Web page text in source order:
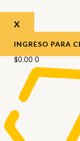
X
INGRESO PARA
$0.00 0